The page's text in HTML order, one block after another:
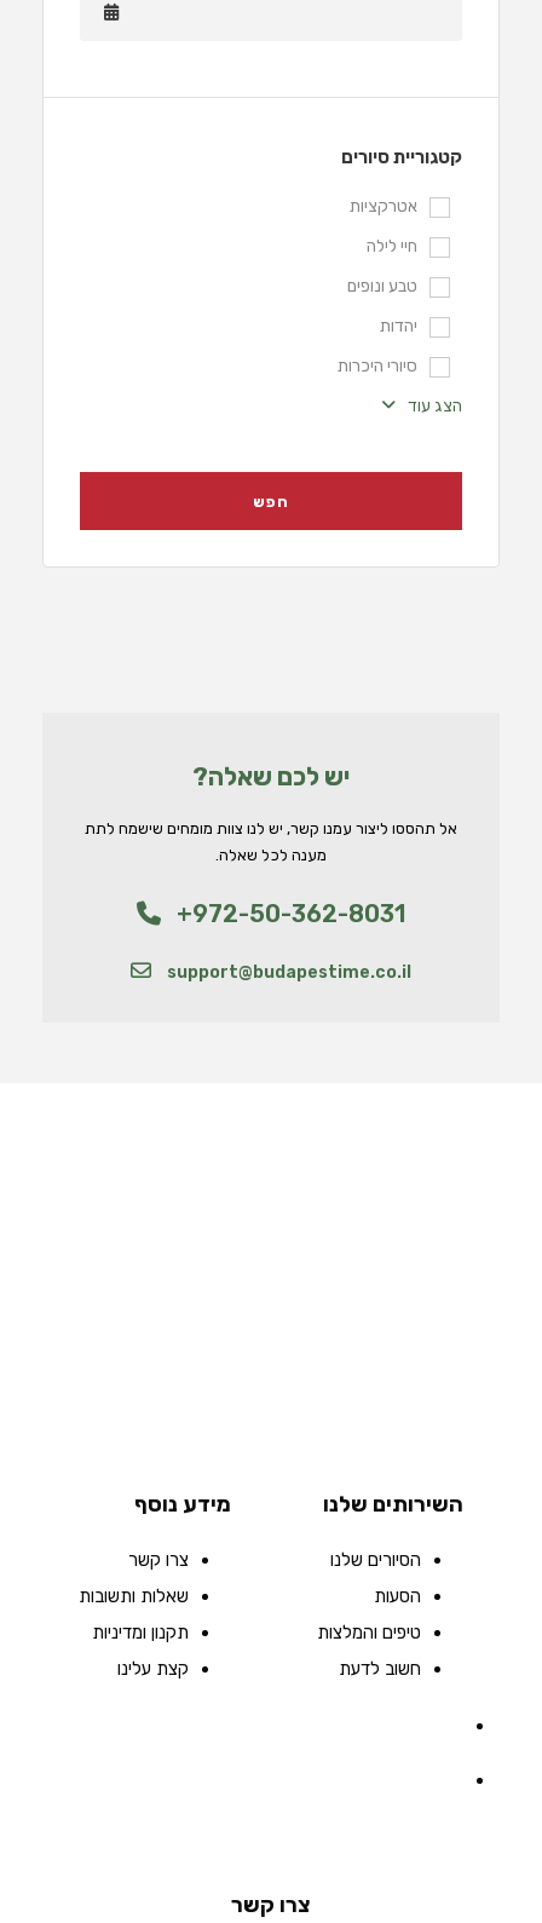
קטגוריית סיורים
אטרקציות
חיי לילה
טבע ונופים
יהדות
סיורי היכרות
הצג עוד
יש לכם שאלה?
אל תהססו ליצור עמנו קשר, יש לנו צוות מומחים שישמח לתת
מענה לכל שאלה.
+972-50-362-8031
support@budapestime.co.il
השירותים שלנו
הסיורים שלנו
הסעות
טיפים והמלצות
חשוב לדעת
מידע נוסף
צרו קשר
שאלות ותשובות
תקנון ומדיניות
קצת עלינו
צרו קשר